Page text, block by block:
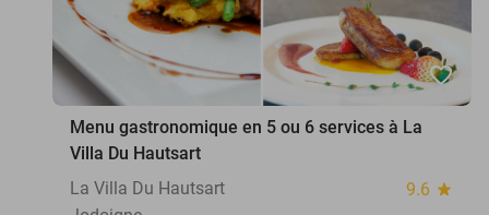
favorite_border
Menu gastronomique en 5 ou 6 services à La
Villa Du Hautsart
La Villa Du Hautsart
9.6 star